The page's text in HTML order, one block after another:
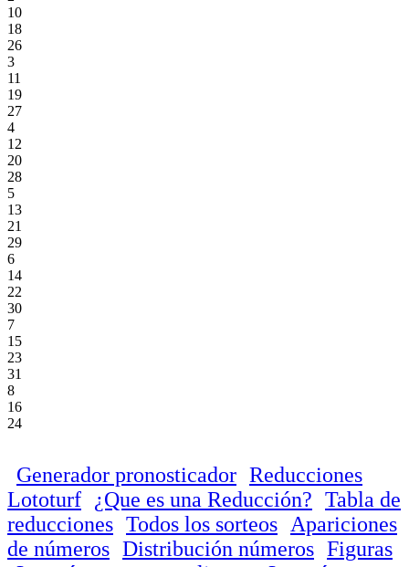
10
18
26
3
11
19
27
4
12
20
28
5
13
21
29
6
14
22
30
7
15
23
31
8
16
24
Generador pronosticador Reducciones
Lototurf
¿Que es una Reducción? Tabla de
reducciones Todos los sorteos
Apariciones
de números Distribución números Figuras